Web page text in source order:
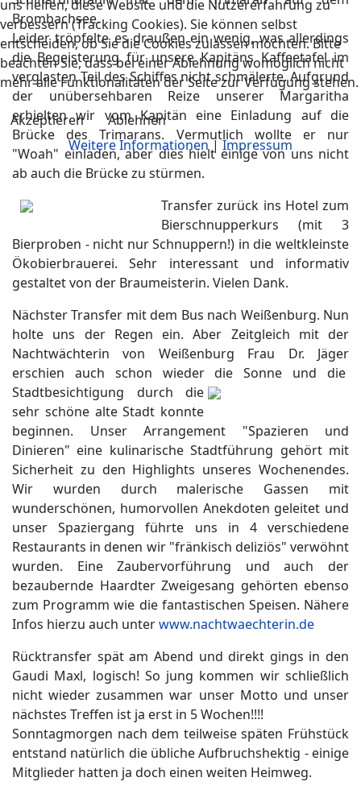
Brombachsee.
Leider tröpfelte es draußen ein wenig, was allerdings
die Begeisterung für unsere Kapitäns Kaffeetafel im
verglasten Teil des Schiffes nicht schmälerte. Aufgrund
der unübersehbaren Reize unserer Margaritha
erhielten wir vom Kapitän eine Einladung auf die
Brücke des Trimarans. Vermutlich wollte er nur
"Woah" einladen, aber dies hielt einige von uns nicht
ab auch die Brücke zu stürmen.
Transfer zurück ins Hotel zum
Bierschnupperkurs (mit 3
Bierproben - nicht nur Schnuppern!) in die weltkleinste
Ökobierbrauerei. Sehr interessant und informativ
gestaltet von der Braumeisterin. Vielen Dank.
Nächster Transfer mit dem Bus nach Weißenburg. Nun
holte uns der Regen ein. Aber Zeitgleich mit der
Nachtwächterin von Weißenburg Frau Dr. Jäger
erschien auch schon wieder die Sonne und die
Stadtbesichtigung durch die
sehr schöne alte Stadt konnte
beginnen. Unser Arrangement "Spazieren und
Dinieren" eine kulinarische Stadtführung gehört mit
Sicherheit zu den Highlights unseres Wochenendes.
Wir wurden durch malerische Gassen mit
wunderschönen, humorvollen Anekdoten geleitet und
unser Spaziergang führte uns in 4 verschiedene
Restaurants in denen wir "fränkisch deliziös" verwöhnt
wurden. Eine Zaubervorführung und auch der
bezaubernde Haardter Zweigesang gehörten ebenso
zum Programm wie die fantastischen Speisen. Nähere
Infos hierzu auch unterwww.nachtwaechterin.de
Rücktransfer spät am Abend und direkt gings in den
Gaudi Maxl, logisch! So jung kommen wir schließlich
nicht wieder zusammen war unser Motto und unser
nächstes Treffen ist ja erst in 5 Wochen!!!!
Sonntagmorgen nach dem teilweise späten Frühstück
entstand natürlich die übliche Aufbruchshektig - einige
Mitglieder hatten ja doch einen weiten Heimweg.
uns helfen, diese Website und die Nutzererfahrung zu
verbessern (Tracking Cookies). Sie können selbst
entscheiden, ob Sie die Cookies zulassen möchten. Bitte
beachten Sie, dass bei einer Ablehnung womöglich nicht
mehr alle Funktionalitäten der Seite zur Verfügung stehen.
Akzeptieren
Ablehnen
Weitere Informationen|Impressum